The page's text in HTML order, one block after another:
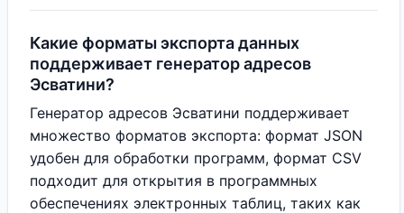
Какие форматы экспорта данных
поддерживает генератор адресов
Эсватини?
Генератор адресов Эсватини поддерживает
множество форматов экспорта: формат JSON
удобен для обработки программ, формат CSV
подходит для открытия в программных
обеспечениях электронных таблиц, таких как